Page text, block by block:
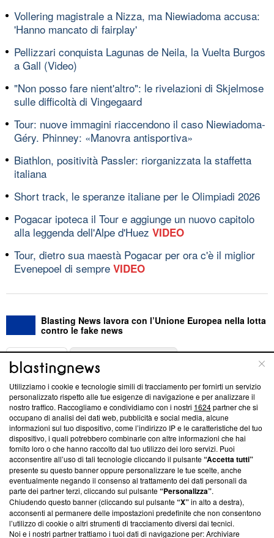
Vollering magistrale a Nizza, ma Niewiadoma accusa:
'Hanno mancato di fairplay'
Pellizzari conquista Lagunas de Neila, la Vuelta Burgos
a Gall (Video)
"Non posso fare nient'altro": le rivelazioni di Skjelmose
sulle difficoltà di Vingegaard
Tour: nuove immagini riaccendono il caso Niewiadoma-
Géry. Phinney: «Manovra antisportiva»
Biathlon, positività Passler: riorganizzata la staffetta
italiana
Short track, le speranze italiane per le Olimpiadi 2026
Pogacar ipoteca il Tour e aggiunge un nuovo capitolo
alla leggenda dell'Alpe d'Huez VIDEO
Tour, dietro sua maestà Pogacar per ora c'è il miglior
Evenepoel di sempre VIDEO
Blasting News lavora con l’Unione Europea nella lotta
contro le fake news
ABOUT
Questa sezione offre informazioni trasparenti su Blasting
News, sui nostri processi editoriali e su come ci impegniamo a
creare news di qualità. Inoltre, afferma la nostra aderenza a
‘Trust Project - News with Integrity’Blasting News non è
ancora membro del programma, ma ha richiesto di farne
parte; Trust Project non ha ancora effettuato una verifica di
conformità agli standard.
Su di noi
Team editoriale
Utilizziamo i cookie e tecnologie simili di tracciamento per fornirti un servizio
personalizzato rispetto alle tue esigenze di navigazione e per analizzare il
nostro traffico. Raccogliamo e condividiamo con i nostri 1624partner che si
occupano di analisi dei dati web, pubblicità e social media, alcune
informazioni sul tuo dispositivo, come l’indirizzo IP e le caratteristiche del tuo
dispositivo, i quali potrebbero combinarle con altre informazioni che hai
fornito loro o che hanno raccolto dal tuo utilizzo dei loro servizi. Puoi
acconsentire all’uso di tali tecnologie cliccando il pulsante“Accetta tutti”
presente su questo banner oppure personalizzare le tue scelte, anche
eventualmente negando il consenso al trattamento dei dati personali da
parte dei partner terzi, cliccando sul pulsante“Personalizza”.
Chiudendo questo banner (cliccando sul pulsante“X”in alto a destra),
acconsenti al permanere delle impostazioni predefinite che non consentono
l’utilizzo di cookie o altri strumenti di tracciamento diversi dai tecnici.
Noi e i nostri partner trattiamo i tuoi dati di navigazione per: Archiviare